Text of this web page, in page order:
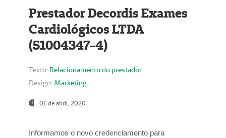
Prestador Decordis Exames
Cardiológicos LTDA
(51004347-4)
Texto: Relacionamento do prestador
Design: Marketing
01 de abril, 2020
Informamos o novo credenciamento para